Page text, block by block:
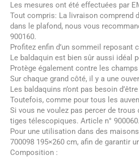
Les mesures ont été effectuées par
Tout compris: La livraison comprend
dans le plafond, nous vous
900160.
Profitez enfin d’un sommeil
Le baldaquin est bien sûr aussi idéal
Protège également contre les
Sur chaque grand côté, il y a une
Les baldaquins n’ont pas besoin
Toutefois, comme pour tous les
Si vous ne voulez pas percer de
tiges télescopiques. Article n° 900060.
Pour une utilisation dans des
700098 195×260 cm, afin de garantir
Composition :